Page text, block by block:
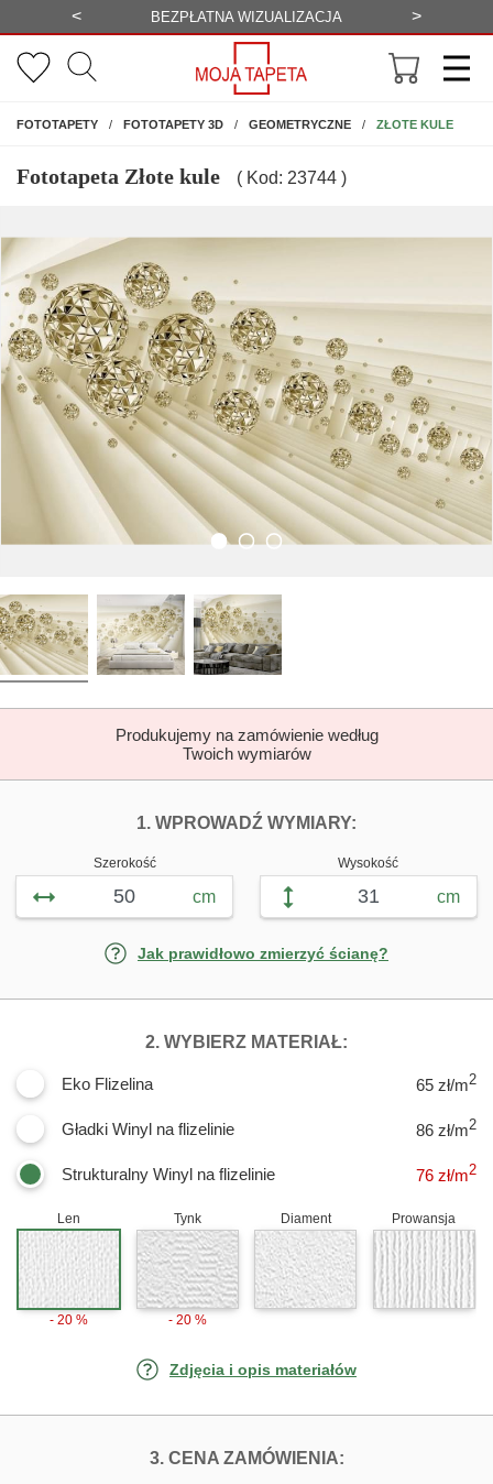
< WYSYŁKA GRATIS >
FOTOTAPETYNA ŚCIANĘ
FOTOTAPETY 3D GEOMETRYCZNE ZŁOTE KULE
Fototapeta Złote kule ( Kod: 23744 )
Produkujemy na zamówienie według
Twoich wymiarów
1. WPROWADŹ WYMIARY:
Szerokość
cm
Wysokość
cm
Jak prawidłowo zmierzyć ścianę?
2. WYBIERZ MATERIAŁ:
Eko Flizelina 65 zł/m2
Gładki Winyl na flizelinie 86 zł/m2
Strukturalny Winyl na flizelinie 76 zł/m2
Len
- 20 %
Tynk
- 20 %
Diament Prowansja
Zdjęcia i opis materiałów
3. CENA ZAMÓWIENIA:FOTOTAPETY